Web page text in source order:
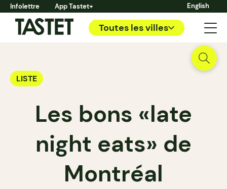
Infolettre App Tastet+ English
Toutes les villes
LISTE
Les bons «late
night eats» de
Montréal